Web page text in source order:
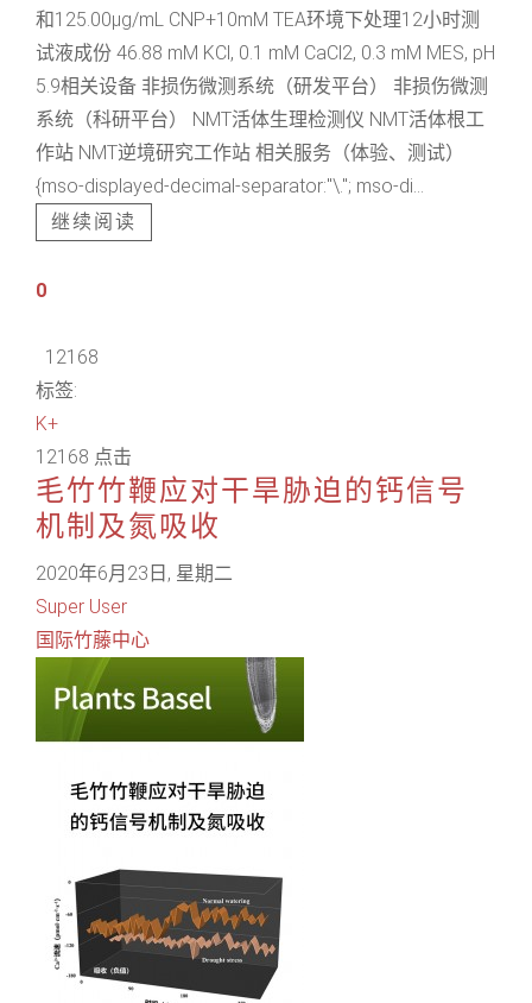
和125.00μg/mL CNP+10mM TEA环境下处理12小时测
试液成份 46.88 mM KCl, 0.1 mM CaCl2, 0.3 mM MES, pH
5.9相关设备 非损伤微测系统（研发平台） 非损伤微测
系统（科研平台） NMT活体生理检测仪 NMT活体根工
作站 NMT逆境研究工作站 相关服务（体验、测试）
{mso-displayed-decimal-separator:"\."; mso-di...
继续阅读
0
12168
标签:
K+
12168 点击
毛竹竹鞭应对干旱胁迫的钙信号
机制及氮吸收
2020年6月23日, 星期二
Super User
国际竹藤中心